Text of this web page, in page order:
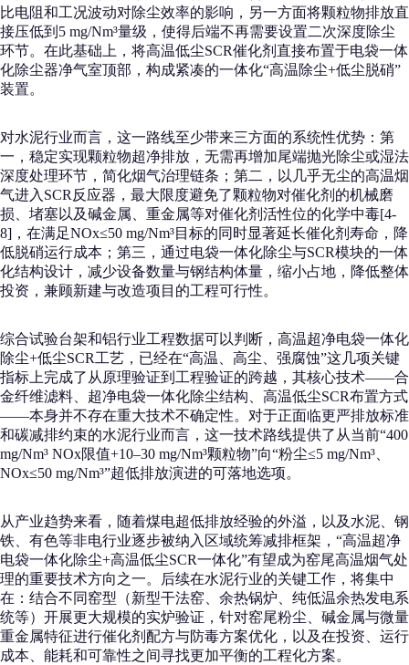
比电阻和工况波动对除尘效率的影响，另一方面将颗粒物排放直
接压低到5 mg/Nm³量级，使得后端不再需要设置二次深度除尘
环节。在此基础上，将高温低尘SCR催化剂直接布置于电袋一体
化除尘器净气室顶部，构成紧凑的一体化“高温除尘+低尘脱硝”
装置。
对水泥行业而言，这一路线至少带来三方面的系统性优势：第
一，稳定实现颗粒物超净排放，无需再增加尾端抛光除尘或湿法
深度处理环节，简化烟气治理链条；第二，以几乎无尘的高温烟
气进入SCR反应器，最大限度避免了颗粒物对催化剂的机械磨
损、堵塞以及碱金属、重金属等对催化剂活性位的化学中毒[4-
8]，在满足NOx≤50 mg/Nm³目标的同时显著延长催化剂寿命，降
低脱硝运行成本；第三，通过电袋一体化除尘与SCR模块的一体
化结构设计，减少设备数量与钢结构体量，缩小占地，降低整体
投资，兼顾新建与改造项目的工程可行性。
综合试验台架和铝行业工程数据可以判断，高温超净电袋一体化
除尘+低尘SCR工艺，已经在“高温、高尘、强腐蚀”这几项关键
指标上完成了从原理验证到工程验证的跨越，其核心技术——合
金纤维滤料、超净电袋一体化除尘结构、高温低尘SCR布置方式
——本身并不存在重大技术不确定性。对于正面临更严排放标准
和碳减排约束的水泥行业而言，这一技术路线提供了从当前“400
mg/Nm³ NOx限值+10–30 mg/Nm³颗粒物”向“粉尘≤5 mg/Nm³、
NOx≤50 mg/Nm³”超低排放演进的可落地选项。
从产业趋势来看，随着煤电超低排放经验的外溢，以及水泥、钢
铁、有色等非电行业逐步被纳入区域统筹减排框架，“高温超净
电袋一体化除尘+高温低尘SCR一体化”有望成为窑尾高温烟气处
理的重要技术方向之一。后续在水泥行业的关键工作，将集中
在：结合不同窑型（新型干法窑、余热锅炉、纯低温余热发电系
统等）开展更大规模的实炉验证，针对窑尾粉尘、碱金属与微量
重金属特征进行催化剂配方与防毒方案优化，以及在投资、运行
成本、能耗和可靠性之间寻找更加平衡的工程化方案。